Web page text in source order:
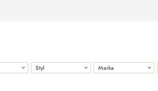
Styl Marka